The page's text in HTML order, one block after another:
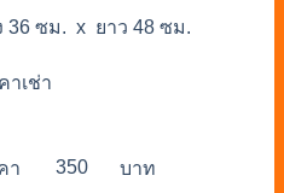
36 ซม. x ยาว 48 ซม.
าเช่า
า 350 บาท